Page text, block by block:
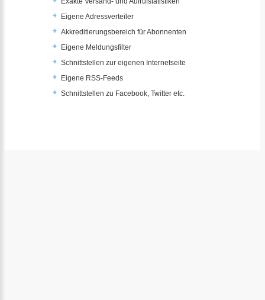
Eigene Adressverteiler
Akkreditierungsbereich für Abonnenten
Eigene Meldungsfilter
Schnittstellen zur eigenen Internetseite
Eigene RSS-Feeds
Schnittstellen zu Facebook, Twitter etc.